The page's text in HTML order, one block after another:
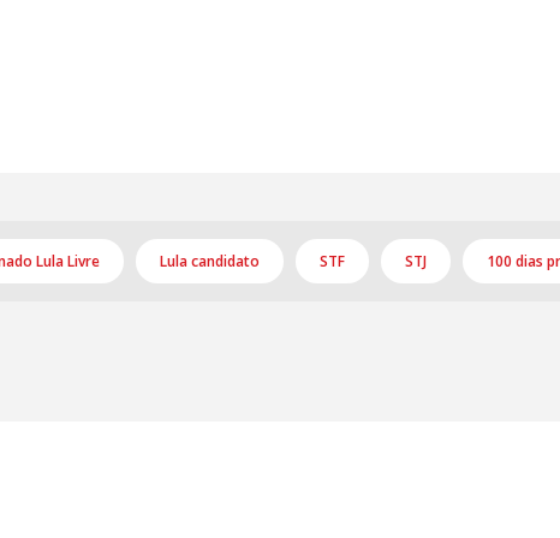
Lula Livre Lula candidato STF STJ 100 dias